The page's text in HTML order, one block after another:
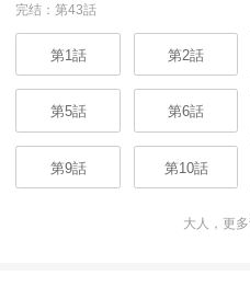
完结：第43話
第1話 第2話
第5話 第6話
第9話 第10話
大人，更